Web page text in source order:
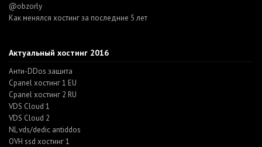
@obzorly
Как менялся хостинг за последние 5 лет
Актуальный хостинг 2016
Анти-DDos защита
Cpanel хостинг 1 EU
Cpanel хостинг 2 RU
VDS Cloud 1
VDS Cloud 2
NL vds/dedic antiddos
OVH ssd хостинг 1